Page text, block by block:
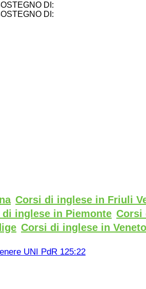
DI:
DI:
Corsi di inglese in Friuli
di inglese in Piemonte Corsi
Corsi di inglese in Veneto
UNI PdR 125:22